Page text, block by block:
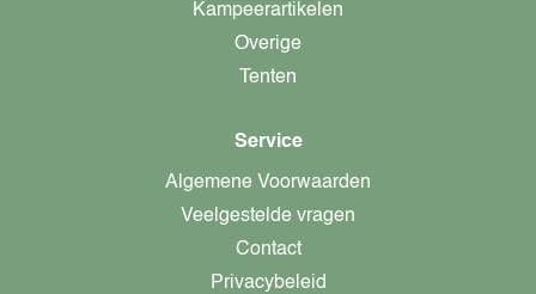
Kampeerartikelen
Overige
Tenten
Service
Algemene Voorwaarden
Veelgestelde vragen
Contact
Privacybeleid